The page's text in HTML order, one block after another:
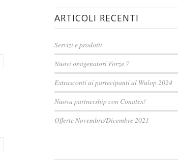
ARTICOLI RECENTI
Servizi e prodotti
Nuovi ossigenatori Forza 7
Extrasconti ai partecipanti al Wulop 2024
Nuova partnership con Conatex!
Offerte Novembre/Dicembre 2021